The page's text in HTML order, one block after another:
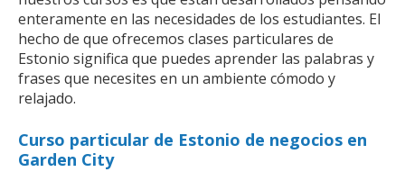
enteramente en las necesidades de los estudiantes. El
hecho de que ofrecemos clases particulares de
Estonio significa que puedes aprender las palabras y
frases que necesites en un ambiente cómodo y
relajado.
Curso particular de Estonio de negocios en
Garden City